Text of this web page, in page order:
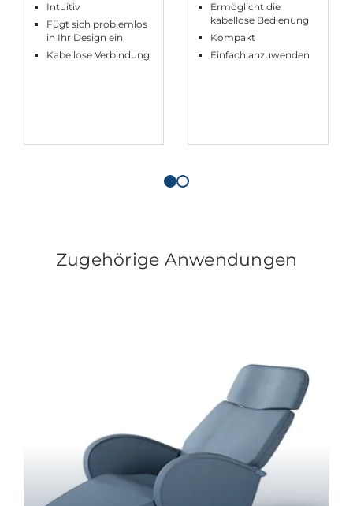
Intuitiv
Fügt sich problemlos
in Ihr Design ein
Kabellose Verbindung
Ermöglicht die
kabellose Bedienung
Kompakt
Einfach anzuwenden
Zugehörige Anwendungen